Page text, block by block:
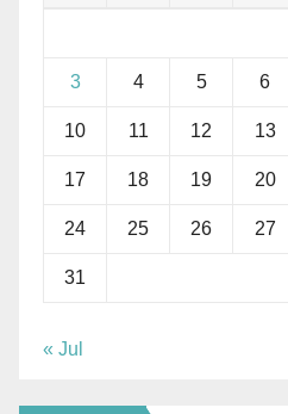
3 4 5 6
10 11 12 13
17 18 19 20
24 25 26 27
31
« Jul